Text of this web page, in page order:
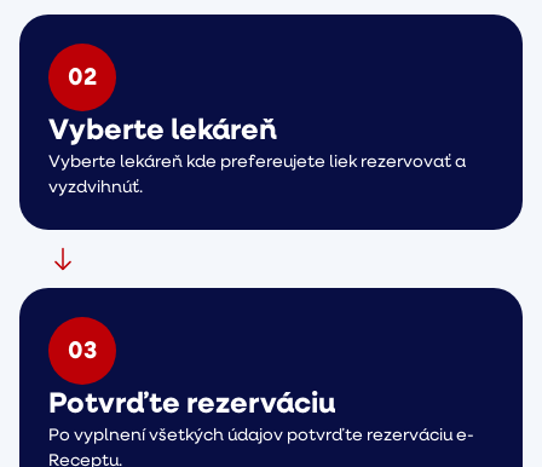
02
Vyberte lekáreň
Vyberte lekáreň kde prefereujete liek rezervovať a
vyzdvihnúť.
03
Potvrďte rezerváciu
Po vyplnení všetkých údajov potvrďte rezerváciu e-
Receptu.